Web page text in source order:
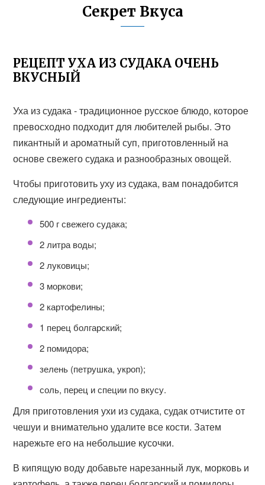
Секрет Вкуса
РЕЦЕПТ УХА ИЗ СУДАКА ОЧЕНЬ
ВКУСНЫЙ
Уха из судака - традиционное русское блюдо, которое
превосходно подходит для любителей рыбы. Это
пикантный и ароматный суп, приготовленный на
основе свежего судака и разнообразных овощей.
Чтобы приготовить уху из судака, вам понадобится
следующие ингредиенты:
500 г свежего судака;
2 литра воды;
2 луковицы;
3 моркови;
2 картофелины;
1 перец болгарский;
2 помидора;
зелень (петрушка, укроп);
соль, перец и специи по вкусу.
Для приготовления ухи из судака, судак отчистите от
чешуи и внимательно удалите все кости. Затем
нарежьте его на небольшие кусочки.
В кипящую воду добавьте нарезанный лук, морковь и